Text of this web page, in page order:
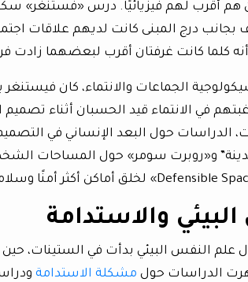
هم أقرب لهم فيزيائيًا. درس «فستنغر»
درج المبنى كانت لديهم علاقات
أنه كلما كانت غرفتان أقرب لبعضهما
الجماعات والانتماء، كان
في الانتماء قيد الحسبان أثناء
الدراسات حول البعد الإنساني في
و«روبرت سومر» حول المساحات
والاستدامة
علم النفس البيئي بدأت في الستينات، حين
الدراسات حول مشكلة الاستدامة